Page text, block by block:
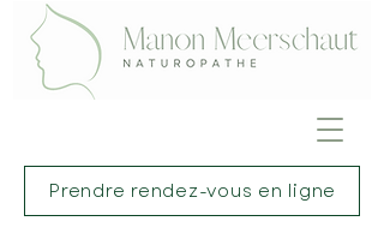
Prendre rendez-vous en ligne